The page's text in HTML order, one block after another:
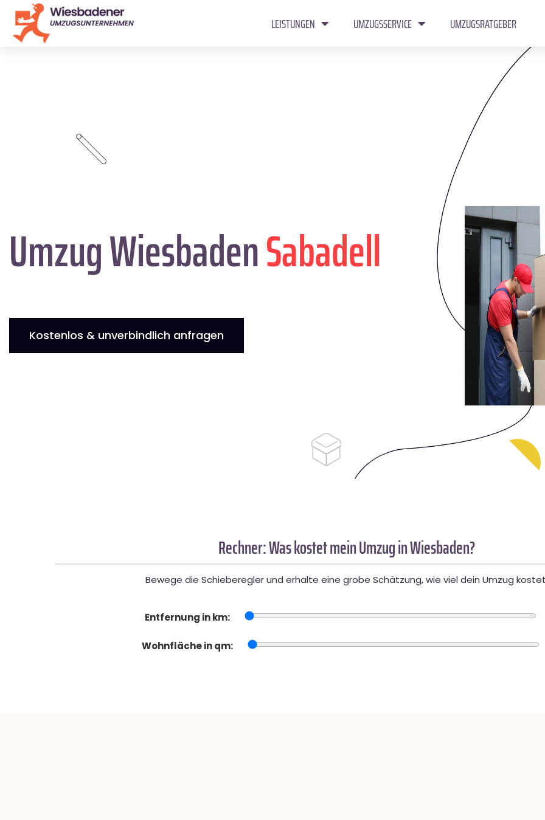
LEISTUNGEN UMZUGSSERVICE UMZUGSRATGEBER
Umzug WiesbadenSabadell
Kostenlos & unverbindlich anfragen
Rechner: Was kostet mein Umzug in Wiesbaden?
Bewege die Schieberegler und erhalte eine grobe Schätzung, wie viel dein Umzug
Entfernung in km:
Wohnfläche in qm: